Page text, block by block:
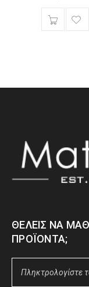
ΘΈΛΕΙΣ ΝΑ
ΠΡΟΪΌΝΤΑ;